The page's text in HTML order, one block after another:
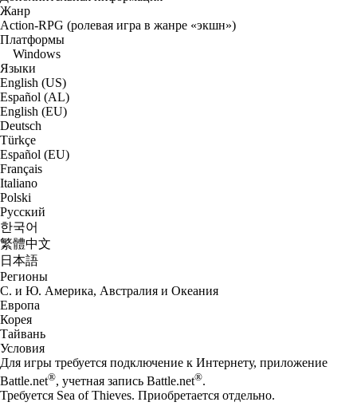
Жанр
Action-RPG (ролевая игра в жанре «экшн»)
Платформы
Windows
Языки
English (US)
Español (AL)
English (EU)
Deutsch
Türkçe
Español (EU)
Français
Italiano
Polski
Русский
한국어
繁體中文
日本語
Регионы
С. и Ю. Америка, Австралия и Океания
Европа
Корея
Тайвань
Условия
Для игры требуется подключение к Интернету, приложение
Battle.net®, учетная запись Battle.net®.
Требуется Sea of Thieves. Приобретается отдельно.